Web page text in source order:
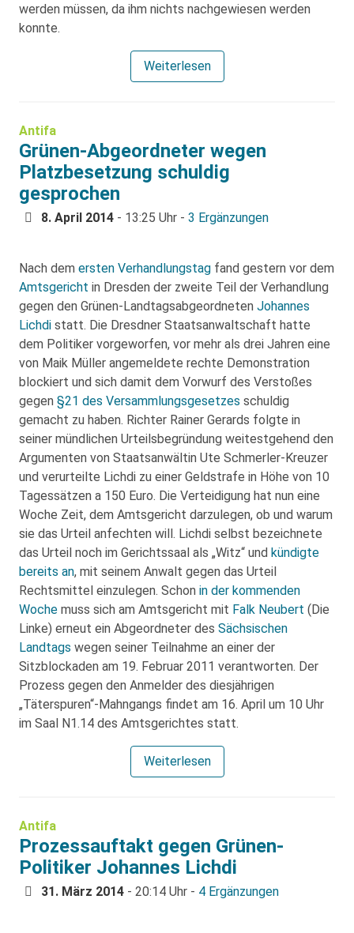
werden müssen, da ihm nichts nachgewiesen werden
konnte.
Weiterlesen
Antifa
Grünen-Abgeordneter wegen
Platzbesetzung schuldig
gesprochen
8. April 2014 - 13:25 Uhr - 3 Ergänzungen
Nach dem ersten Verhandlungstag fand gestern vor dem
Amtsgericht in Dresden der zweite Teil der Verhandlung
gegen den Grünen-Landtagsabgeordneten Johannes
Lichdi statt. Die Dresdner Staatsanwaltschaft hatte
dem Politiker vorgeworfen, vor mehr als drei Jahren eine
von Maik Müller angemeldete rechte Demonstration
blockiert und sich damit dem Vorwurf des Verstoßes
gegen §21 des Versammlungsgesetzes schuldig
gemacht zu haben. Richter Rainer Gerards folgte in
seiner mündlichen Urteilsbegründung weitestgehend den
Argumenten von Staatsanwältin Ute Schmerler-Kreuzer
und verurteilte Lichdi zu einer Geldstrafe in Höhe von 10
Tagessätzen a 150 Euro. Die Verteidigung hat nun eine
Woche Zeit, dem Amtsgericht darzulegen, ob und warum
sie das Urteil anfechten will. Lichdi selbst bezeichnete
das Urteil noch im Gerichtssaal als „Witz“ und kündigte
bereits an, mit seinem Anwalt gegen das Urteil
Rechtsmittel einzulegen. Schon in der kommenden
Woche muss sich am Amtsgericht mit Falk Neubert (Die
Linke) erneut ein Abgeordneter des Sächsischen
Landtags wegen seiner Teilnahme an einer der
Sitzblockaden am 19. Februar 2011 verantworten. Der
Prozess gegen den Anmelder des diesjährigen
„Täterspuren“-Mahngangs findet am 16. April um 10 Uhr
im Saal N1.14 des Amtsgerichtes statt.
Weiterlesen
Antifa
Prozessauftakt gegen Grünen-
Politiker Johannes Lichdi
31. März 2014 - 20:14 Uhr - 4 Ergänzungen